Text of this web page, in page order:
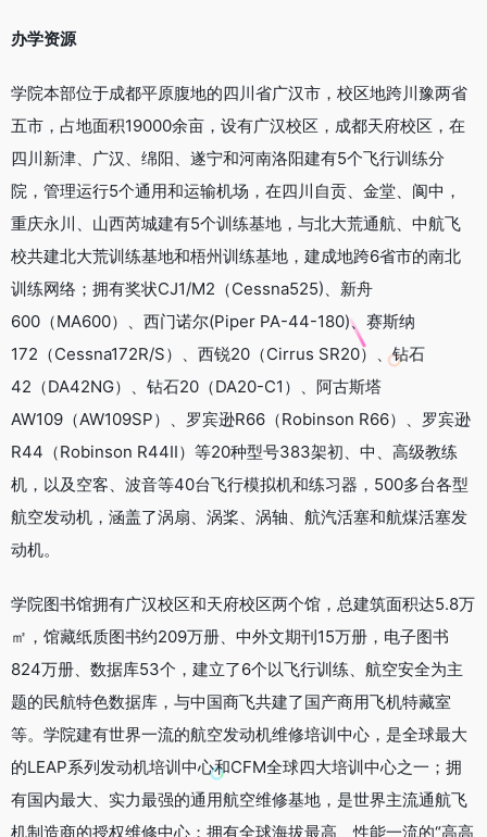
办学资源
学院本部位于成都平原腹地的四川省广汉市，校区地跨川豫两省
五市，占地面积19000余亩，设有广汉校区，成都天府校区，在
四川新津、广汉、绵阳、遂宁和河南洛阳建有5个飞行训练分
院，管理运行5个通用和运输机场，在四川自贡、金堂、阆中，
重庆永川、山西芮城建有5个训练基地，与北大荒通航、中航飞
校共建北大荒训练基地和梧州训练基地，建成地跨6省市的南北
训练网络；拥有奖状CJ1/M2（Cessna525)、新舟
600（MA600）、西门诺尔(Piper PA-44-180)、赛斯纳
172（Cessna172R/S）、西锐20（Cirrus SR20）、钻石
42（DA42NG）、钻石20（DA20-C1）、阿古斯塔
AW109（AW109SP）、罗宾逊R66（Robinson R66）、罗宾逊
R44（Robinson R44II）等20种型号383架初、中、高级教练
机，以及空客、波音等40台飞行模拟机和练习器，500多台各型
航空发动机，涵盖了涡扇、涡桨、涡轴、航汽活塞和航煤活塞发
动机。
学院图书馆拥有广汉校区和天府校区两个馆，总建筑面积达5.8万
㎡，馆藏纸质图书约209万册、中外文期刊15万册，电子图书
824万册、数据库53个，建立了6个以飞行训练、航空安全为主
题的民航特色数据库，与中国商飞共建了国产商用飞机特藏室
等。学院建有世界一流的航空发动机维修培训中心，是全球最大
的LEAP系列发动机培训中心和CFM全球四大培训中心之一；拥
有国内最大、实力最强的通用航空维修基地，是世界主流通航飞
机制造商的授权维修中心；拥有全球海拔最高、性能一流的“高高